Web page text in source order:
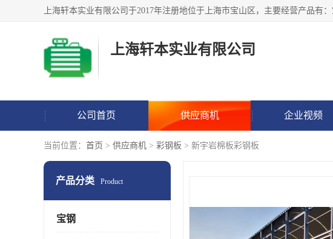
上海轩本实业有限公司
公司首页 供应商机 企业视频
当前位置： 首页 > 供应商机 > 彩钢板 > 新宇岩棉板彩钢板
产品分类 Product
宝钢